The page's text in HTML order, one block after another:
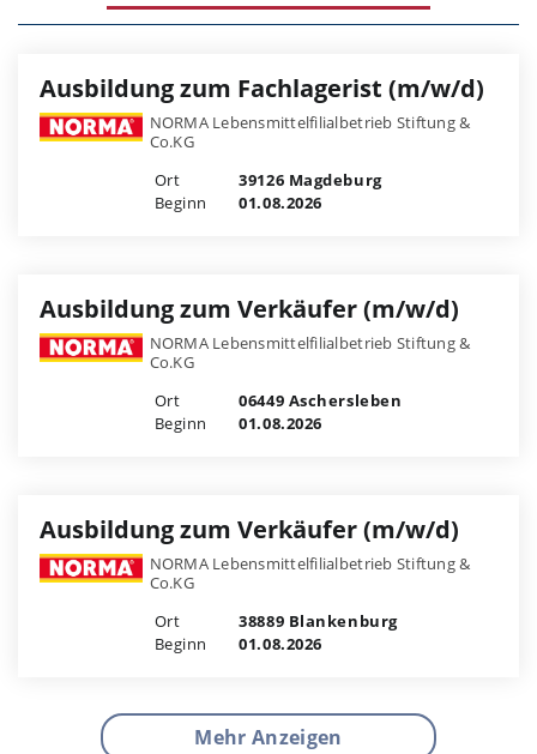
Ausbildung zum Fachlagerist (m/w/d)
NORMA Lebensmittelfilialbetrieb Stiftung &
Co.KG
Ort
39126 Magdeburg
Beginn
01.08.2026
Ausbildung zum Verkäufer (m/w/d)
NORMA Lebensmittelfilialbetrieb Stiftung &
Co.KG
Ort
06449 Aschersleben
Beginn
01.08.2026
Ausbildung zum Verkäufer (m/w/d)
NORMA Lebensmittelfilialbetrieb Stiftung &
Co.KG
Ort
38889 Blankenburg
Beginn
01.08.2026
Mehr Anzeigen